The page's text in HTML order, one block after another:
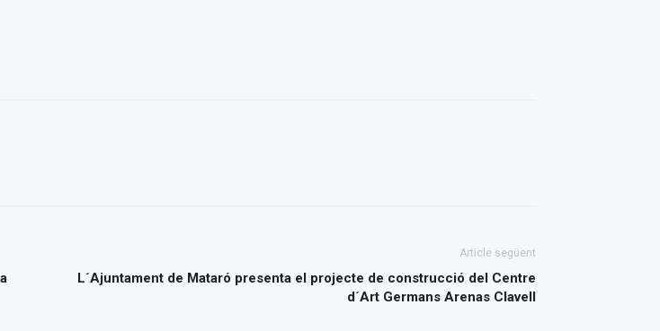
Article següent
L´Ajuntament de Mataró presenta el projecte de construcció del Centre
d´Art Germans Arenas Clavell